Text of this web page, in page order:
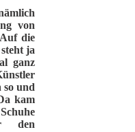
von
die
ja
ganz
so und
kam
den